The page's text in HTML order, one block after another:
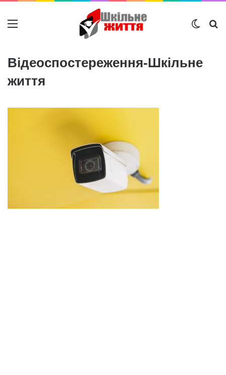
Меню
Відеоспостереження-Шкільне
життя